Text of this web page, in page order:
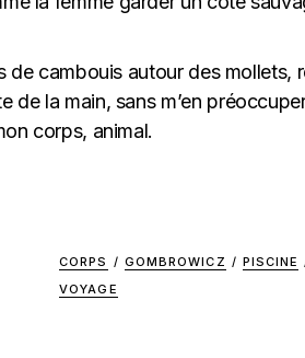
de cambouis autour des mollets,
de la main, sans m’en
corps, animal.
CORPS / GOMBROWICZ / PISCINE
VOYAGE